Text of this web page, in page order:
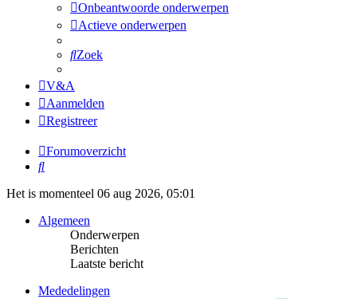
Onbeantwoorde onderwerpen
Actieve onderwerpen
Zoek
V&A
Aanmelden
Registreer
Forumoverzicht
Zoek
Het is momenteel 06 aug 2026, 05:01
Algemeen
Onderwerpen
Berichten
Laatste bericht
Mededelingen